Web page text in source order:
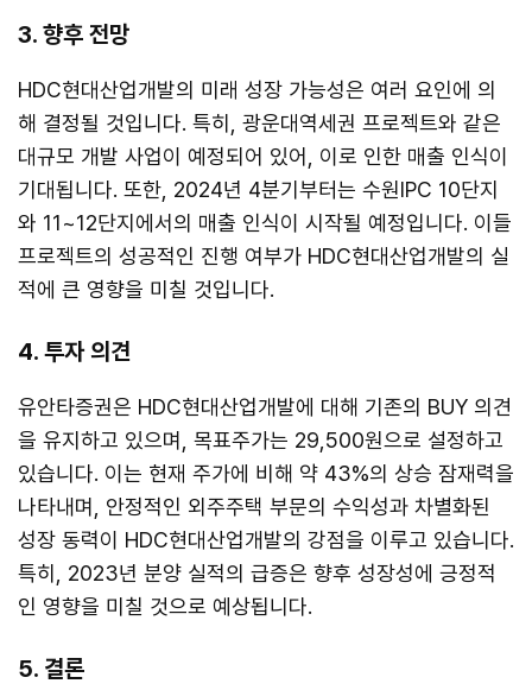
3. 향후 전망
HDC현대산업개발의 미래 성장 가능성은 여러 요인에 의
해 결정될 것입니다. 특히, 광운대역세권 프로젝트와 같은
대규모 개발 사업이 예정되어 있어, 이로 인한 매출 인식이
기대됩니다. 또한, 2024년 4분기부터는 수원IPC 10단지
와 11~12단지에서의 매출 인식이 시작될 예정입니다. 이들
프로젝트의 성공적인 진행 여부가 HDC현대산업개발의 실
적에 큰 영향을 미칠 것입니다.
4. 투자 의견
유안타증권은 HDC현대산업개발에 대해 기존의 BUY 의견
을 유지하고 있으며, 목표주가는 29,500원으로 설정하고
있습니다. 이는 현재 주가에 비해 약 43%의 상승 잠재력을
나타내며, 안정적인 외주주택 부문의 수익성과 차별화된
성장 동력이 HDC현대산업개발의 강점을 이루고 있습니다.
특히, 2023년 분양 실적의 급증은 향후 성장성에 긍정적
인 영향을 미칠 것으로 예상됩니다.
5. 결론